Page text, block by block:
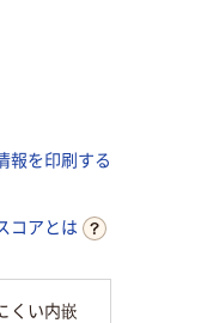
報を印刷する
コアとは
くい内嵌